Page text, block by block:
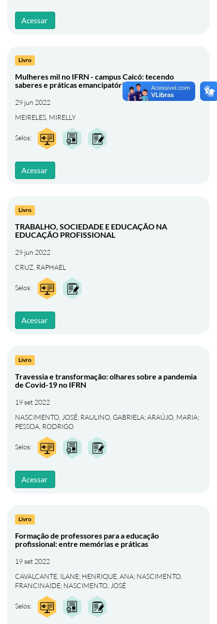
Acessar
Livro
Mulheres mil no IFRN - campus Caicó: tecendo
saberes e práticas emancipatórias
29 jun 2022
MEIRELES, MIRELLY
Selos:
Acessar
Livro
TRABALHO, SOCIEDADE E EDUCAÇÃO NA
EDUCAÇÃO PROFISSIONAL
29 jun 2022
CRUZ, RAPHAEL
Selos:
Acessar
Livro
Travessia e transformação: olhares sobre a pandemia
de Covid-19 no IFRN
19 set 2022
NASCIMENTO, JOSÉ; RAULINO, GABRIELA;ARAÚJO, MARIA;
PESSOA, RODRIGO
Selos:
Acessar
Livro
Formação de professores para a educação
profissional: entre memórias e práticas
19 set 2022
CAVALCANTE, ILANE; HENRIQUE, ANA; NASCIMENTO,
FRANCINAIDE; NASCIMENTO, JOSÉ
Selos: